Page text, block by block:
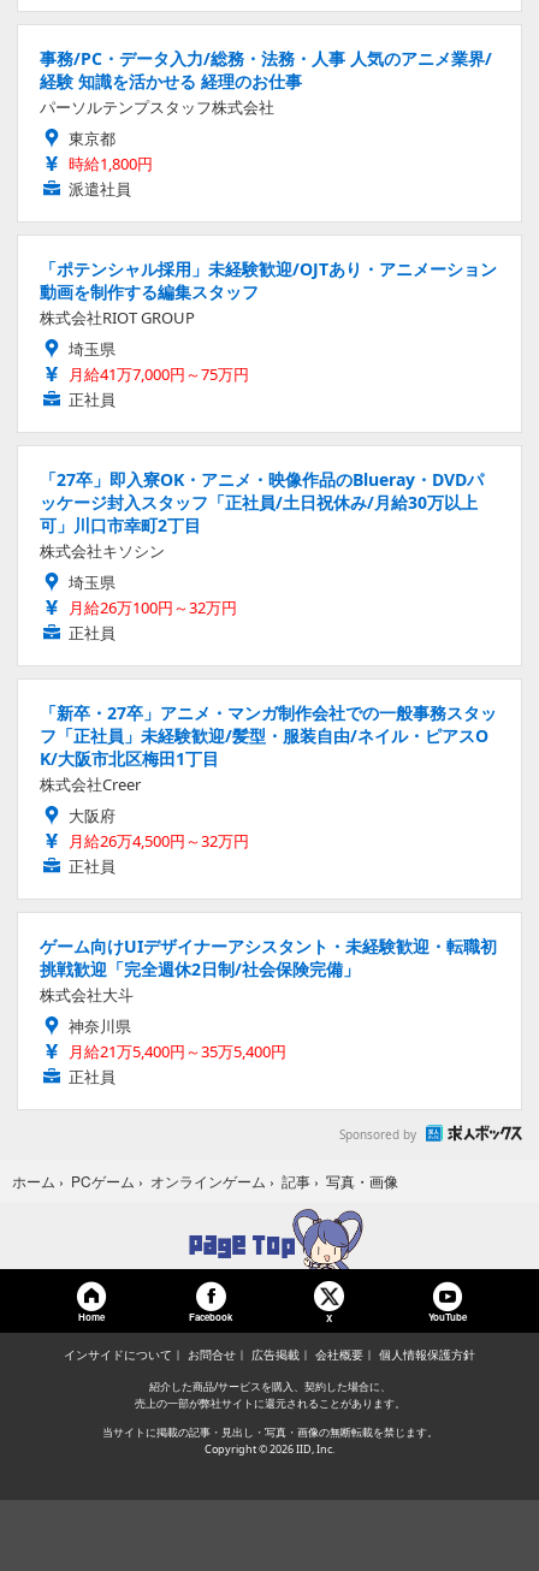
事務/PC・データ入力/総務・法務・人事 人気のアニメ業界/
経験 知識を活かせる 経理のお仕事
パーソルテンプスタッフ株式会社
東京都
時給1,800円
派遣社員
「ポテンシャル採用」未経験歓迎/OJTあり・アニメーション
動画を制作する編集スタッフ
株式会社RIOT GROUP
埼玉県
月給41万7,000円～75万円
正社員
「27卒」即入寮OK・アニメ・映像作品のBlueray・DVDパ
ッケージ封入スタッフ「正社員/土日祝休み/月給30万以上
可」川口市幸町2丁目
株式会社キソシン
埼玉県
月給26万100円～32万円
正社員
「新卒・27卒」アニメ・マンガ制作会社での一般事務スタッ
フ「正社員」未経験歓迎/髪型・服装自由/ネイル・ピアスO
K/大阪市北区梅田1丁目
株式会社Creer
大阪府
月給26万4,500円～32万円
正社員
ゲーム向けUIデザイナーアシスタント・未経験歓迎・転職初
挑戦歓迎「完全週休2日制/社会保険完備」
株式会社大斗
神奈川県
月給21万5,400円～35万5,400円
正社員
Sponsored by
ホーム › PCゲーム › オンラインゲーム › 記事 › 写真・画像
Home Facebook X YouTube
インサイドについて お問合せ 広告掲載 会社概要 個人情報保護方針
紹介した商品/サービスを購入、契約した場合に、
売上の一部が弊社サイトに還元されることがあります。
当サイトに掲載の記事・見出し・写真・画像の無断転載を禁じます。
Copyright © 2026 IID, Inc.